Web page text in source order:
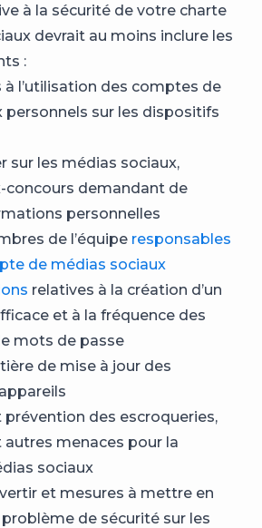
à la sécurité de votre charte
devrait au moins inclure les
:
à l’utilisation des comptes de
personnels sur les dispositifs
sur les médias sociaux,
concours demandant de
personnelles
de l’équipe responsables
de médias sociaux
relatives à la création d’un
et à la fréquence des
mots de passe
de mise à jour des
des escroqueries,
menaces pour la
sociaux
et mesures à mettre en
de sécurité sur les